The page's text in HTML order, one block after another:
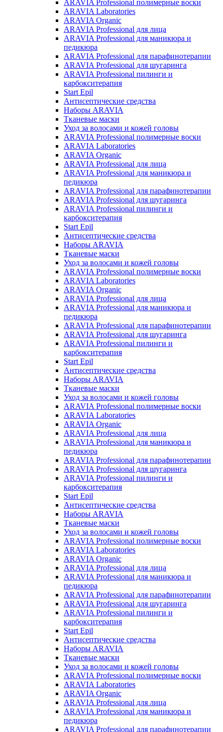
ARAVIA Professional полимерные воски
ARAVIA Laboratories
ARAVIA Organic
ARAVIA Professional для лица
ARAVIA Professional для маникюра и
педикюра
ARAVIA Professional для парафинотерапии
ARAVIA Professional для шугаринга
ARAVIA Professional пилинги и
карбокситерапия
Start Epil
Антисептические средства
Наборы ARAVIA
Тканевые маски
Уход за волосами и кожей головы
ARAVIA Professional полимерные воски
ARAVIA Laboratories
ARAVIA Organic
ARAVIA Professional для лица
ARAVIA Professional для маникюра и
педикюра
ARAVIA Professional для парафинотерапии
ARAVIA Professional для шугаринга
ARAVIA Professional пилинги и
карбокситерапия
Start Epil
Антисептические средства
Наборы ARAVIA
Тканевые маски
Уход за волосами и кожей головы
ARAVIA Professional полимерные воски
ARAVIA Laboratories
ARAVIA Organic
ARAVIA Professional для лица
ARAVIA Professional для маникюра и
педикюра
ARAVIA Professional для парафинотерапии
ARAVIA Professional для шугаринга
ARAVIA Professional пилинги и
карбокситерапия
Start Epil
Антисептические средства
Наборы ARAVIA
Тканевые маски
Уход за волосами и кожей головы
ARAVIA Professional полимерные воски
ARAVIA Laboratories
ARAVIA Organic
ARAVIA Professional для лица
ARAVIA Professional для маникюра и
педикюра
ARAVIA Professional для парафинотерапии
ARAVIA Professional для шугаринга
ARAVIA Professional пилинги и
карбокситерапия
Start Epil
Антисептические средства
Наборы ARAVIA
Тканевые маски
Уход за волосами и кожей головы
ARAVIA Professional полимерные воски
ARAVIA Laboratories
ARAVIA Organic
ARAVIA Professional для лица
ARAVIA Professional для маникюра и
педикюра
ARAVIA Professional для парафинотерапии
ARAVIA Professional для шугаринга
ARAVIA Professional пилинги и
карбокситерапия
Start Epil
Антисептические средства
Наборы ARAVIA
Тканевые маски
Уход за волосами и кожей головы
ARAVIA Professional полимерные воски
ARAVIA Laboratories
ARAVIA Organic
ARAVIA Professional для лица
ARAVIA Professional для маникюра и
педикюра
ARAVIA Professional для парафинотерапии